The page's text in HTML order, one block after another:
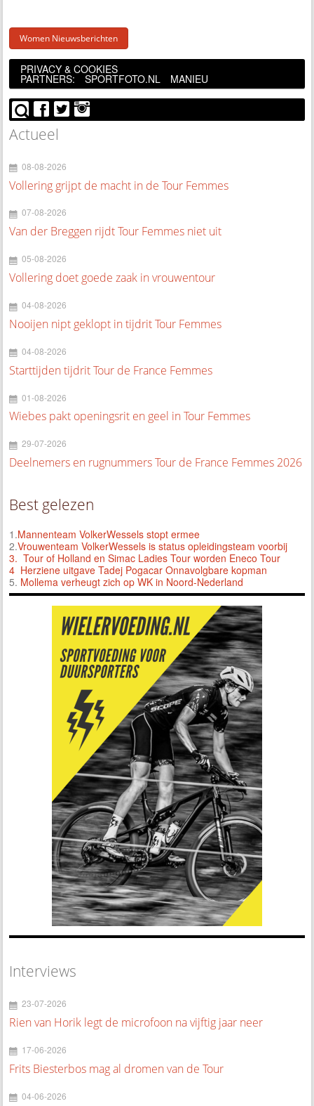
Women Nieuwsberichten
PRIVACY & COOKIES
PARTNERS: SPORTFOTO.NL MANIEU
Actueel
08-08-2026
Vollering grijpt de macht in de Tour Femmes
07-08-2026
Van der Breggen rijdt Tour Femmes niet uit
05-08-2026
Vollering doet goede zaak in vrouwentour
04-08-2026
Nooijen nipt geklopt in tijdrit Tour Femmes
04-08-2026
Starttijden tijdrit Tour de France Femmes
01-08-2026
Wiebes pakt openingsrit en geel in Tour Femmes
29-07-2026
Deelnemers en rugnummers Tour de France Femmes 2026
Best gelezen
1.Mannenteam VolkerWessels stopt ermee
2.Vrouwenteam VolkerWessels is status opleidingsteam voorbij
3. Tour of Holland en Simac Ladies Tour worden Eneco Tour
4 Herziene uitgave Tadej Pogacar Onnavolgbare kopman
5. Mollema verheugt zich op WK in Noord-Nederland
Interviews
23-07-2026
Rien van Horik legt de microfoon na vijftig jaar neer
17-06-2026
Frits Biesterbos mag al dromen van de Tour
04-06-2026